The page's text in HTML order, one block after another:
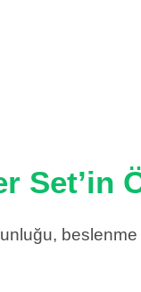
Set’in
beslenme